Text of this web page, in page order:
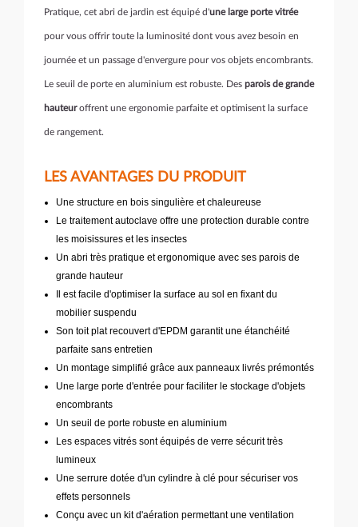
Pratique, cet abri de jardin est équipé d'une large porte vitrée
pour vous offrir toute la luminosité dont vous avez besoin en
journée et un passage d'envergure pour vos objets encombrants.
Le seuil de porte en aluminium est robuste. Des parois de grande
hauteuroffrent une ergonomie parfaite et optimisent la surface
de rangement.
LES AVANTAGES DU PRODUIT
Une structure en bois singulière et chaleureuse
Le traitement autoclave offre une protection durable contre
les moisissures et les insectes
Un abri très pratique et ergonomique avec ses parois de
grande hauteur
Il est facile d'optimiser la surface au sol en fixant du
mobilier suspendu
Son toit plat recouvert d'EPDM garantit une étanchéité
parfaite sans entretien
Un montage simplifié grâce aux panneaux livrés prémontés
Une large porte d'entrée pour faciliter le stockage d'objets
encombrants
Un seuil de porte robuste en aluminium
Les espaces vitrés sont équipés de verre sécurit très
lumineux
Une serrure dotée d'un cylindre à clé pour sécuriser vos
effets personnels
Conçu avec un kit d'aération permettant une ventilation